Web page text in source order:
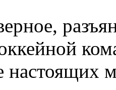
настоящих